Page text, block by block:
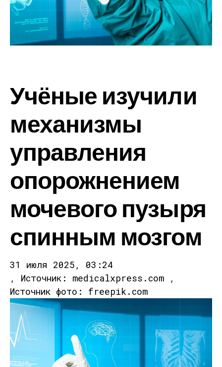
Учёные изучили
механизмы
управления
опорожнением
мочевого пузыря
спинным мозгом
31 июля 2025, 03:24
, Источник: medicalxpress.com ,
Источник фото: freepik.com